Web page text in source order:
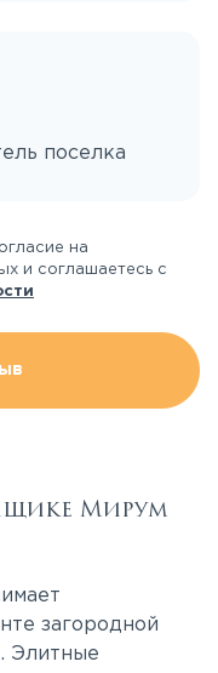
поселка
на
и соглашаетесь с
Мирум
загородной
Элитные